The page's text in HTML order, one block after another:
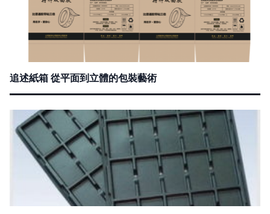
追述紙箱 從平面到立體的包裝藝術